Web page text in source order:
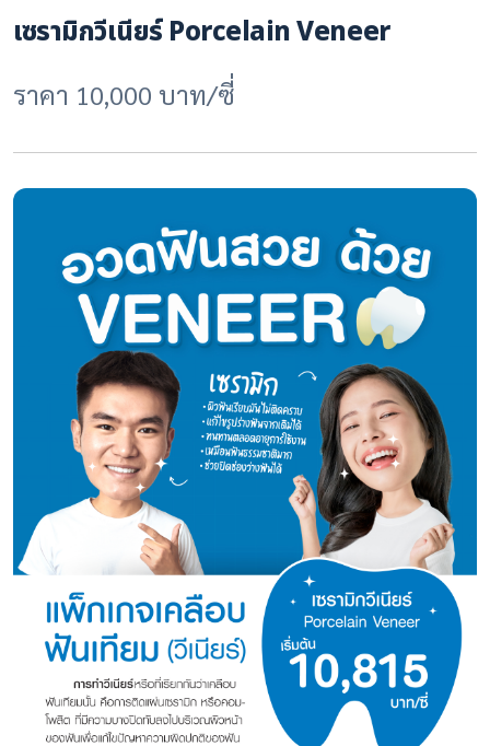
เซรามิกวีเนียร์ Porcelain Veneer
ราคา 10,000 บาท/ซี่